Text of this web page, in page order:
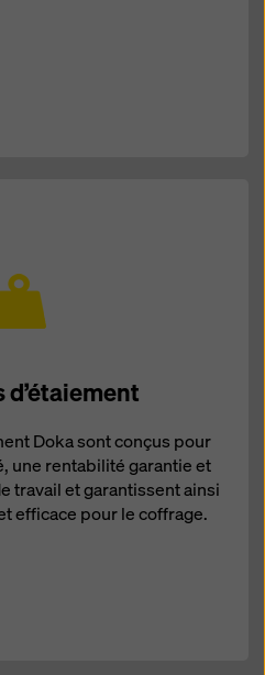
d’étaiement
Doka sont conçus pour
une rentabilité garantie et
travail et garantissent ainsi
efficace pour le coffrage.